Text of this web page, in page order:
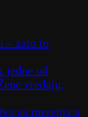
– zato to
jedne od
vređaju,
su merenja u